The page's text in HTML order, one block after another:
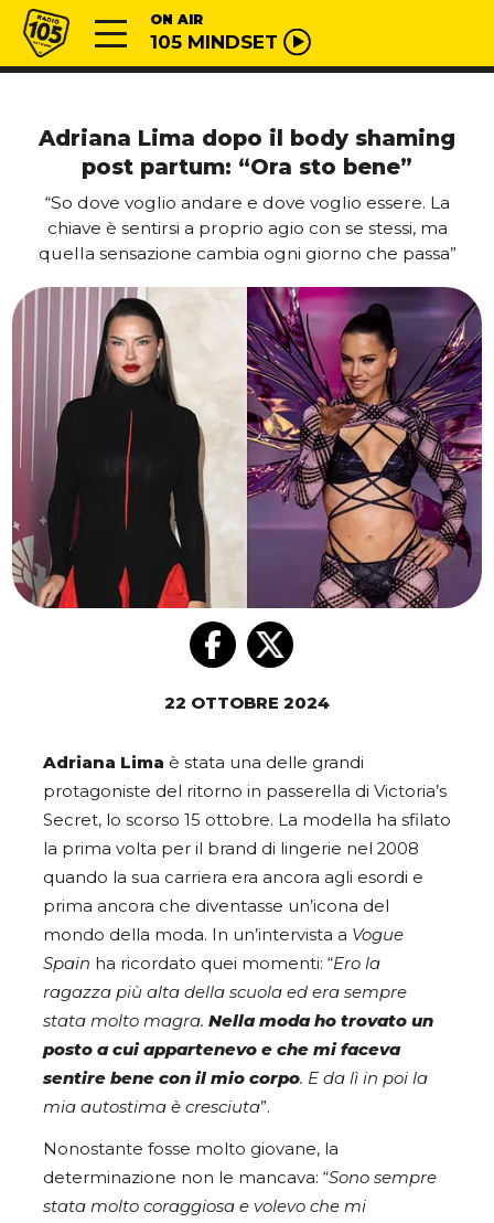
Vai al contenuto
Radio 105 ON AIR
105 MINDSET
Adriana Lima dopo il body shaming
post partum: “Ora sto bene”
“So dove voglio andare e dove voglio essere. La
chiave è sentirsi a proprio agio con se stessi, ma
quella sensazione cambia ogni giorno che passa”
22 OTTOBRE 2024
Adriana Lima è stata una delle grandi
protagoniste del ritorno in passerella di Victoria’s
Secret, lo scorso 15 ottobre. La modella ha sfilato
la prima volta per il brand di lingerie nel 2008
quando la sua carriera era ancora agli esordi e
prima ancora che diventasse un’icona del
mondo della moda. In un’intervista a Vogue
Spain ha ricordato quei momenti: “Ero la
ragazza più alta della scuola ed era sempre
stata molto magra. Nella moda ho trovato un
posto a cui appartenevo e che mi faceva
sentire bene con il mio corpo. E da lì in poi la
mia autostima è cresciuta”.
Nonostante fosse molto giovane, la
determinazione non le mancava: “Sono sempre
stata molto coraggiosa e volevo che mi